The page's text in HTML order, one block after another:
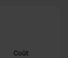
Coût